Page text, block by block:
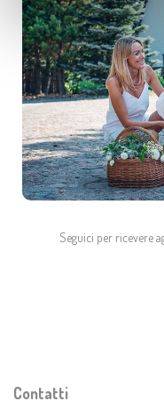
Seguici per ricevere
Contatti